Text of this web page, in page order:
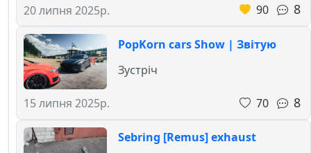
20 липня 2025р.
90
8
PopKorn cars Show | Звітую
15 липня 2025р.
Зустріч
70 8
Sebring [Remus] exhaust